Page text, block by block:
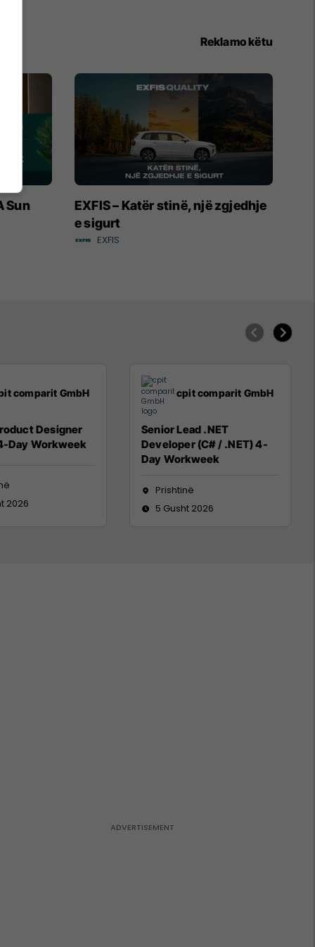
Reklamo këtu
Sun
EXFIS – Katër stinë, një zgjedhje
e sigurt
EXFIS
comparit GmbH
Designer
Day Workweek
2026
cpit comparit GmbH
Senior Lead .NET
Developer (C# / .NET) 4-
Day Workweek
Prishtinë
5 Gusht 2026